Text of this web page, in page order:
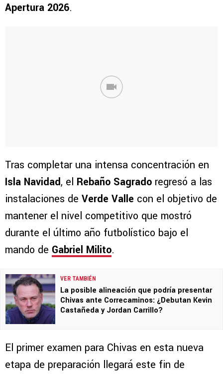
Apertura 2026.
Tras completar una intensa concentración en
Isla Navidad, el Rebaño Sagrado regresó a las
instalaciones de Verde Valle con el objetivo de
mantener el nivel competitivo que mostró
durante el último año futbolístico bajo el
mando de Gabriel Milito.
VER TAMBIÉN
La posible alineación que podría presentar
Chivas ante Correcaminos: ¿Debutan Kevin
Castañeda y Jordan Carrillo?
El primer examen para Chivas en esta nueva
etapa de preparación llegará este fin de